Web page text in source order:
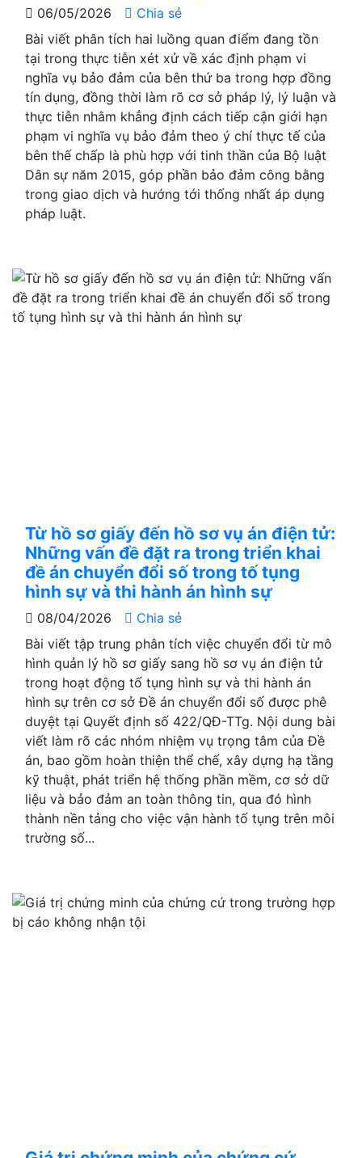
06/05/2026
Chia sẻ
Bài viết phân tích hai luồng quan điểm đang tồn
tại trong thực tiễn xét xử về xác định phạm vi
nghĩa vụ bảo đảm của bên thứ ba trong hợp đồng
tín dụng, đồng thời làm rõ cơ sở pháp lý, lý luận và
thực tiễn nhằm khẳng định cách tiếp cận giới hạn
phạm vi nghĩa vụ bảo đảm theo ý chí thực tế của
bên thế chấp là phù hợp với tinh thần của Bộ luật
Dân sự năm 2015, góp phần bảo đảm công bằng
trong giao dịch và hướng tới thống nhất áp dụng
pháp luật.
Từ hồ sơ giấy đến hồ sơ vụ án điện tử:
Những vấn đề đặt ra trong triển khai
đề án chuyển đổi số trong tố tụng
hình sự và thi hành án hình sự
08/04/2026
Chia sẻ
Bài viết tập trung phân tích việc chuyển đổi từ mô
hình quản lý hồ sơ giấy sang hồ sơ vụ án điện tử
trong hoạt động tố tụng hình sự và thi hành án
hình sự trên cơ sở Đề án chuyển đổi số được phê
duyệt tại Quyết định số 422/QĐ-TTg. Nội dung bài
viết làm rõ các nhóm nhiệm vụ trọng tâm của Đề
án, bao gồm hoàn thiện thể chế, xây dựng hạ tầng
kỹ thuật, phát triển hệ thống phần mềm, cơ sở dữ
liệu và bảo đảm an toàn thông tin, qua đó hình
thành nền tảng cho việc vận hành tố tụng trên môi
trường số...